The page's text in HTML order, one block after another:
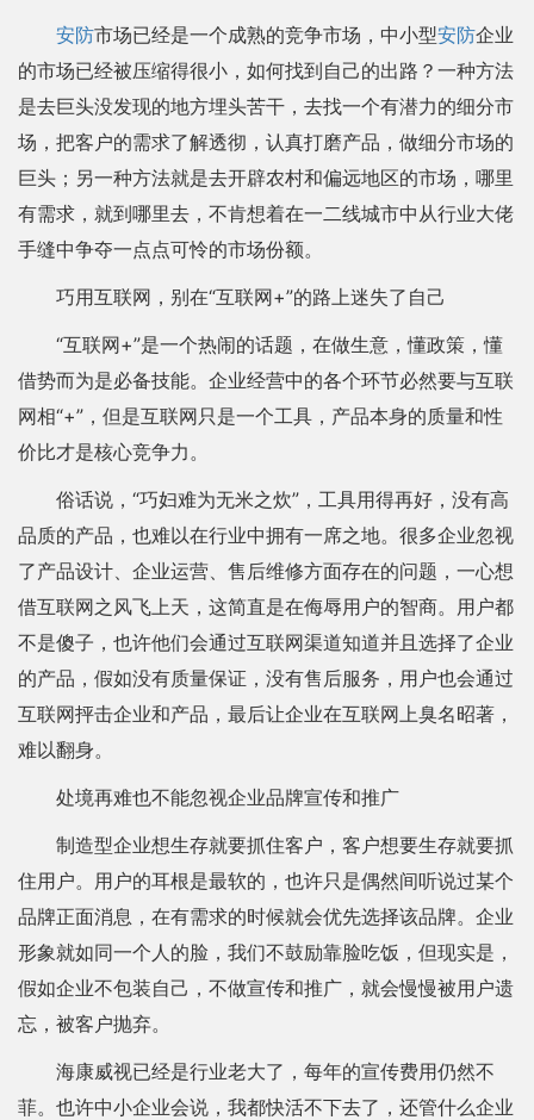
安防市场已经是一个成熟的竞争市场，中小型安防企业
的市场已经被压缩得很小，如何找到自己的出路？一种方法
是去巨头没发现的地方埋头苦干，去找一个有潜力的细分市
场，把客户的需求了解透彻，认真打磨产品，做细分市场的
巨头；另一种方法就是去开辟农村和偏远地区的市场，哪里
有需求，就到哪里去，不肯想着在一二线城市中从行业大佬
手缝中争夺一点点可怜的市场份额。
巧用互联网，别在“互联网+”的路上迷失了自己
“互联网+”是一个热闹的话题，在做生意，懂政策，懂
借势而为是必备技能。企业经营中的各个环节必然要与互联
网相“+”，但是互联网只是一个工具，产品本身的质量和性
价比才是核心竞争力。
俗话说，“巧妇难为无米之炊”，工具用得再好，没有高
品质的产品，也难以在行业中拥有一席之地。很多企业忽视
了产品设计、企业运营、售后维修方面存在的问题，一心想
借互联网之风飞上天，这简直是在侮辱用户的智商。用户都
不是傻子，也许他们会通过互联网渠道知道并且选择了企业
的产品，假如没有质量保证，没有售后服务，用户也会通过
互联网抨击企业和产品，最后让企业在互联网上臭名昭著，
难以翻身。
处境再难也不能忽视企业品牌宣传和推广
制造型企业想生存就要抓住客户，客户想要生存就要抓
住用户。用户的耳根是最软的，也许只是偶然间听说过某个
品牌正面消息，在有需求的时候就会优先选择该品牌。企业
形象就如同一个人的脸，我们不鼓励靠脸吃饭，但现实是，
假如企业不包装自己，不做宣传和推广，就会慢慢被用户遗
忘，被客户抛弃。
海康威视已经是行业老大了，每年的宣传费用仍然不
菲。也许中小企业会说，我都快活不下去了，还管什么企业